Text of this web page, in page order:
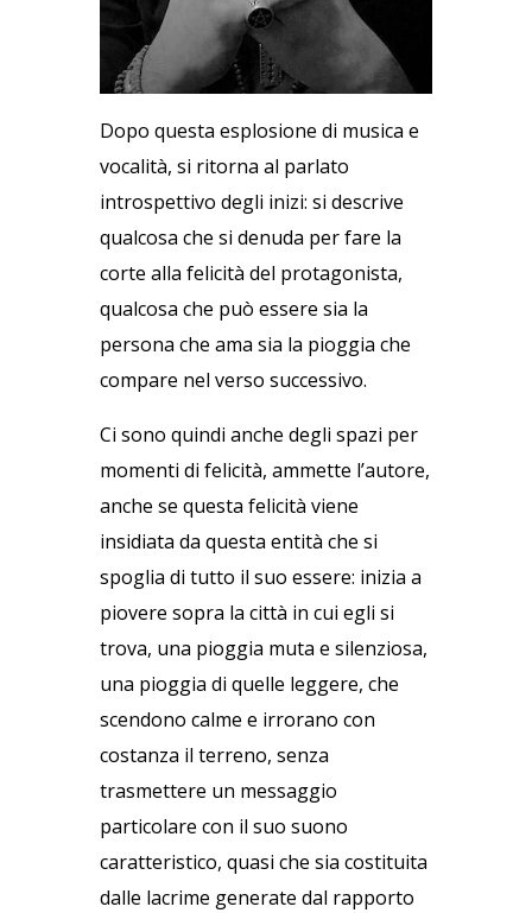
Dopo questa esplosione di musica e
vocalità, si ritorna al parlato
introspettivo degli inizi: si descrive
qualcosa che si denuda per fare la
corte alla felicità del protagonista,
qualcosa che può essere sia la
persona che ama sia la pioggia che
compare nel verso successivo.
Ci sono quindi anche degli spazi per
momenti di felicità, ammette l’autore,
anche se questa felicità viene
insidiata da questa entità che si
spoglia di tutto il suo essere: inizia a
piovere sopra la città in cui egli si
trova, una pioggia muta e silenziosa,
una pioggia di quelle leggere, che
scendono calme e irrorano con
costanza il terreno, senza
trasmettere un messaggio
particolare con il suo suono
caratteristico, quasi che sia costituita
dalle lacrime generate dal rapporto